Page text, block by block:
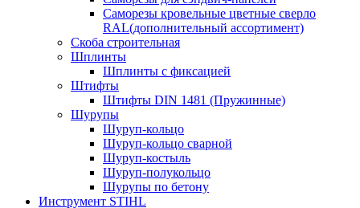
Саморезы кровельные цветные сверло
RAL(дополнительный ассортимент)
Скоба строительная
Шплинты
Шплинты с фиксацией
Штифты
Штифты DIN 1481 (Пружинные)
Шурупы
Шуруп-кольцо
Шуруп-кольцо сварной
Шуруп-костыль
Шуруп-полукольцо
Шурупы по бетону
Инструмент STIHL